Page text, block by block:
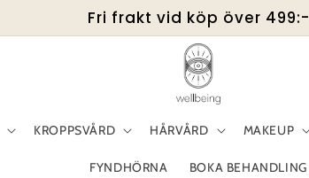
Fri frakt vid köp över 499:-
KROPPSVÅRD HÅRVÅRD MAKEUP
FYNDHÖRNA BOKA BEHANDLING